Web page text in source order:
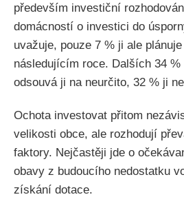
především investiční
domácností o investici do
uvažuje, pouze 7 % ji ale
následujícím roce. Dalších 34
odsouvá ji na neurčito, 32 % ji
Ochota investovat přitom
velikosti obce, ale rozhodují
faktory. Nejčastěji jde o
obavy z budoucího nedostatku
získání dotace.